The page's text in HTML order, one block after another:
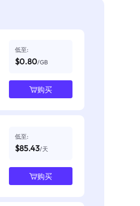
低至:
$0.80/GB
购买
低至:
$85.43/天
购买